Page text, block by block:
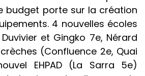
budget porte sur la création
4 nouvelles écoles
et Gingko 7e, Nérard
(Confluence 2e, Quai
EHPAD (La Sarra 5e)